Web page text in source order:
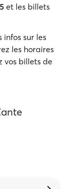
et les billets
infos sur les
les horaires
vos billets de